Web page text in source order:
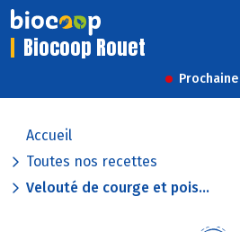
Biocoop Rouet
Accueil
Toutes nos recettes
Velouté de courge et pois...